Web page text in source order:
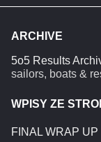
ARCHIVE
5o5 Results
sailors, boats &
WPISY ZE
FINAL WRAP UP